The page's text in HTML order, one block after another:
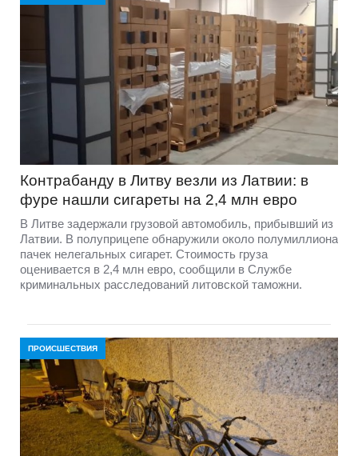
Контрабанду в Литву везли из Латвии: в
фуре нашли сигареты на 2,4 млн евро
В Литве задержали грузовой автомобиль, прибывший из
Латвии. В полуприцепе обнаружили около полумиллиона
пачек нелегальных сигарет. Стоимость груза
оценивается в 2,4 млн евро, сообщили в Службе
криминальных расследований литовской таможни.
ПРОИСШЕСТВИЯ